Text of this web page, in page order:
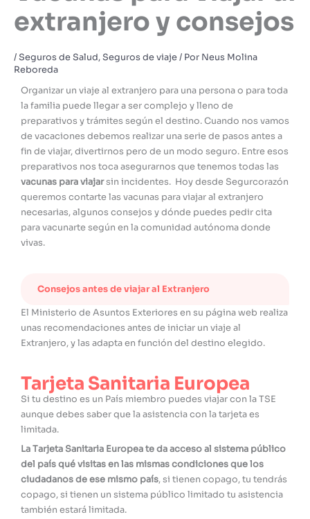
extranjero y consejos
/Seguros de Salud,Seguros de viaje/ Por Neus Molina
Reboreda
Organizar un viaje al extranjero para una persona o para toda
la familia puede llegar a ser complejo y lleno de
preparativos y trámites según el destino. Cuando nos vamos
de vacaciones debemos realizar una serie de pasos antes a
fin de viajar, divertirnos pero de un modo seguro. Entre esos
preparativos nos toca asegurarnos que tenemos todas las
vacunas para viajarsin incidentes. Hoy desde Segurcorazón
queremos contarte las vacunas para viajar al extranjero
necesarias, algunos consejos y dónde puedes pedir cita
para vacunarte según en la comunidad autónoma donde
vivas.
Consejos antes de viajar al Extranjero
El Ministerio de Asuntos Exteriores en su página web realiza
unas recomendaciones antes de iniciar un viaje al
Extranjero, y las adapta en función del destino elegido.
Tarjeta Sanitaria Europea
Si tu destino es un País miembro puedes viajar con la TSE
aunque debes saber que la asistencia con la tarjeta es
limitada.
La Tarjeta Sanitaria Europea te da acceso al sistema público
del país qué visitas en las mismas condiciones que los
ciudadanos de ese mismo país, si tienen copago, tu tendrás
copago, si tienen un sistema público limitado tu asistencia
también estará limitada.